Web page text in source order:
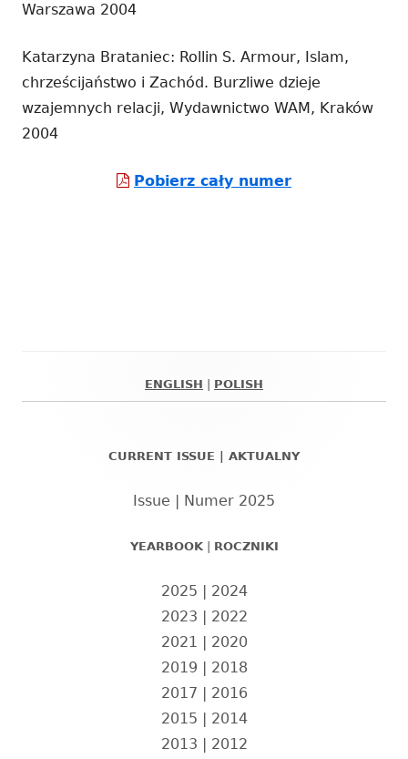
Warszawa 2004
Katarzyna Brataniec: Rollin S. Armour, Islam,
chrześcijaństwo i Zachód. Burzliwe dzieje
wzajemnych relacji, Wydawnictwo WAM, Kraków
2004
Pobierz cały numerStrona
ENGLISH POLISH
CURRENT ISSUE | AKTUALNY
Issue | Numer 2025
YEARBOOK| ROCZNIKI
2025 | 2024
2023 | 2022
2021 | 2020
2019 | 2018
2017 | 2016
2015 | 2014
2013 | 2012